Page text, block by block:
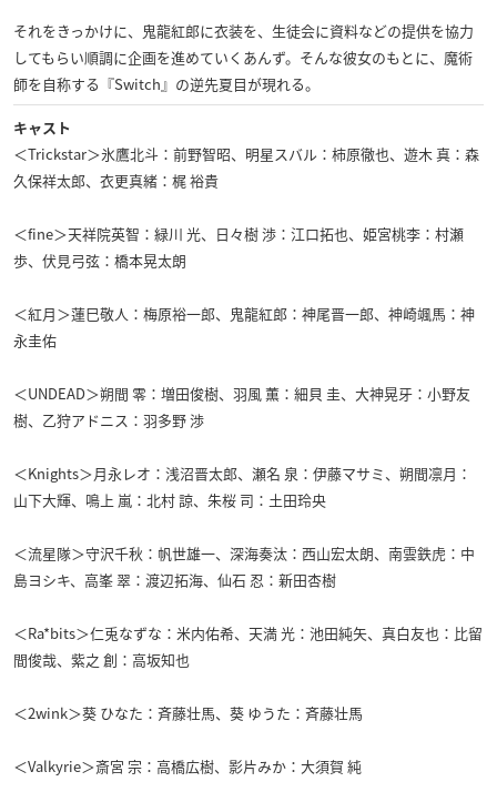
それをきっかけに、鬼龍紅郎に衣装を、生徒会に資料などの提供を協力
してもらい順調に企画を進めていくあんず。そんな彼女のもとに、魔術
師を自称する『Switch』の逆先夏目が現れる。
キャスト
＜Trickstar＞氷鷹北斗：前野智昭、明星スバル：柿原徹也、遊木 真：森
久保祥太郎、衣更真緒：梶 裕貴
＜fine＞天祥院英智：緑川 光、日々樹 渉：江口拓也、姫宮桃李：村瀬
歩、伏見弓弦：橋本晃太朗
＜紅月＞蓮巳敬人：梅原裕一郎、鬼龍紅郎：神尾晋一郎、神崎颯馬：神
永圭佑
＜UNDEAD＞朔間 零：増田俊樹、羽風 薫：細貝 圭、大神晃牙：小野友
樹、乙狩アドニス：羽多野 渉
＜Knights＞月永レオ：浅沼晋太郎、瀬名 泉：伊藤マサミ、朔間凛月：
山下大輝、鳴上 嵐：北村 諒、朱桜 司：土田玲央
＜流星隊＞守沢千秋：帆世雄一、深海奏汰：西山宏太朗、南雲鉄虎：中
島ヨシキ、高峯 翠：渡辺拓海、仙石 忍：新田杏樹
＜Ra*bits＞仁兎なずな：米内佑希、天満 光：池田純矢、真白友也：比留
間俊哉、紫之 創：高坂知也
＜2wink＞葵 ひなた：斉藤壮馬、葵 ゆうた：斉藤壮馬
＜Valkyrie＞斎宮 宗：高橋広樹、影片みか：大須賀 純